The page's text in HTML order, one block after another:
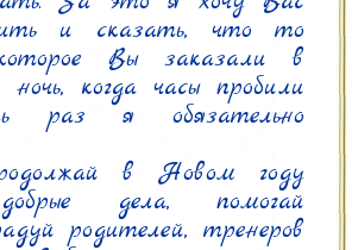
и сказать, что то
Вы заказали в
ночь, когда часы пробили
раз я обязательно
в Новом году
дела, помогай
родителей, тренеров